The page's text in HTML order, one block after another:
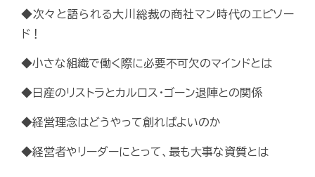
◆次々と語られる大川総裁の商社マン時代のエピソー
ド！
◆小さな組織で働く際に必要不可欠のマインドとは
◆日産のリストラとカルロス・ゴーン退陣との関係
◆経営理念はどうやって創ればよいのか
◆経営者やリーダーにとって、最も大事な資質とは